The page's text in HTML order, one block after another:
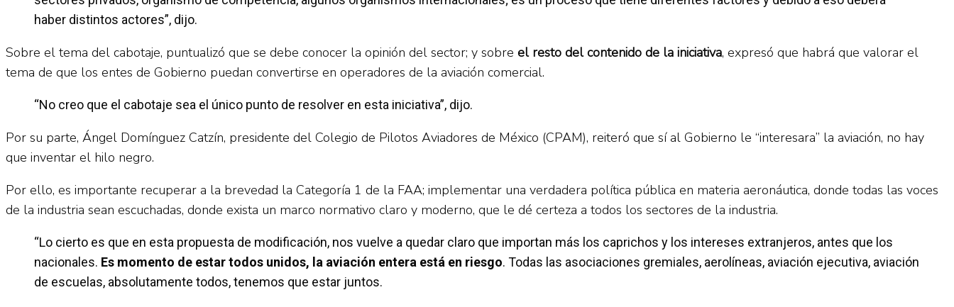
haber distintos actores”, dijo.
Sobre el tema del cabotaje, puntualizó que se debe conocer la opinión del sector; y sobre el resto del contenido de la iniciativa, expresó que habrá que valorar el
tema de que los entes de Gobierno puedan convertirse en operadores de la aviación comercial.
“No creo que el cabotaje sea el único punto de resolver en esta iniciativa”, dijo.
Por su parte, Ángel Domínguez Catzín, presidente del Colegio de Pilotos Aviadores de México (CPAM), reiteró que sí al Gobierno le “interesara” la aviación, no hay
que inventar el hilo negro.
Por ello, es importante recuperar a la brevedad la Categoría 1 de la FAA; implementar una verdadera política pública en materia aeronáutica, donde todas las voces
de la industria sean escuchadas, donde exista un marco normativo claro y moderno, que le dé certeza a todos los sectores de la industria.
“Lo cierto es que en esta propuesta de modificación, nos vuelve a quedar claro que importan más los caprichos y los intereses extranjeros, antes que los
nacionales. Es momento de estar todos unidos, la aviación entera está en riesgo. Todas las asociaciones gremiales, aerolíneas, aviación ejecutiva, aviación
de escuelas, absolutamente todos, tenemos que estar juntos.